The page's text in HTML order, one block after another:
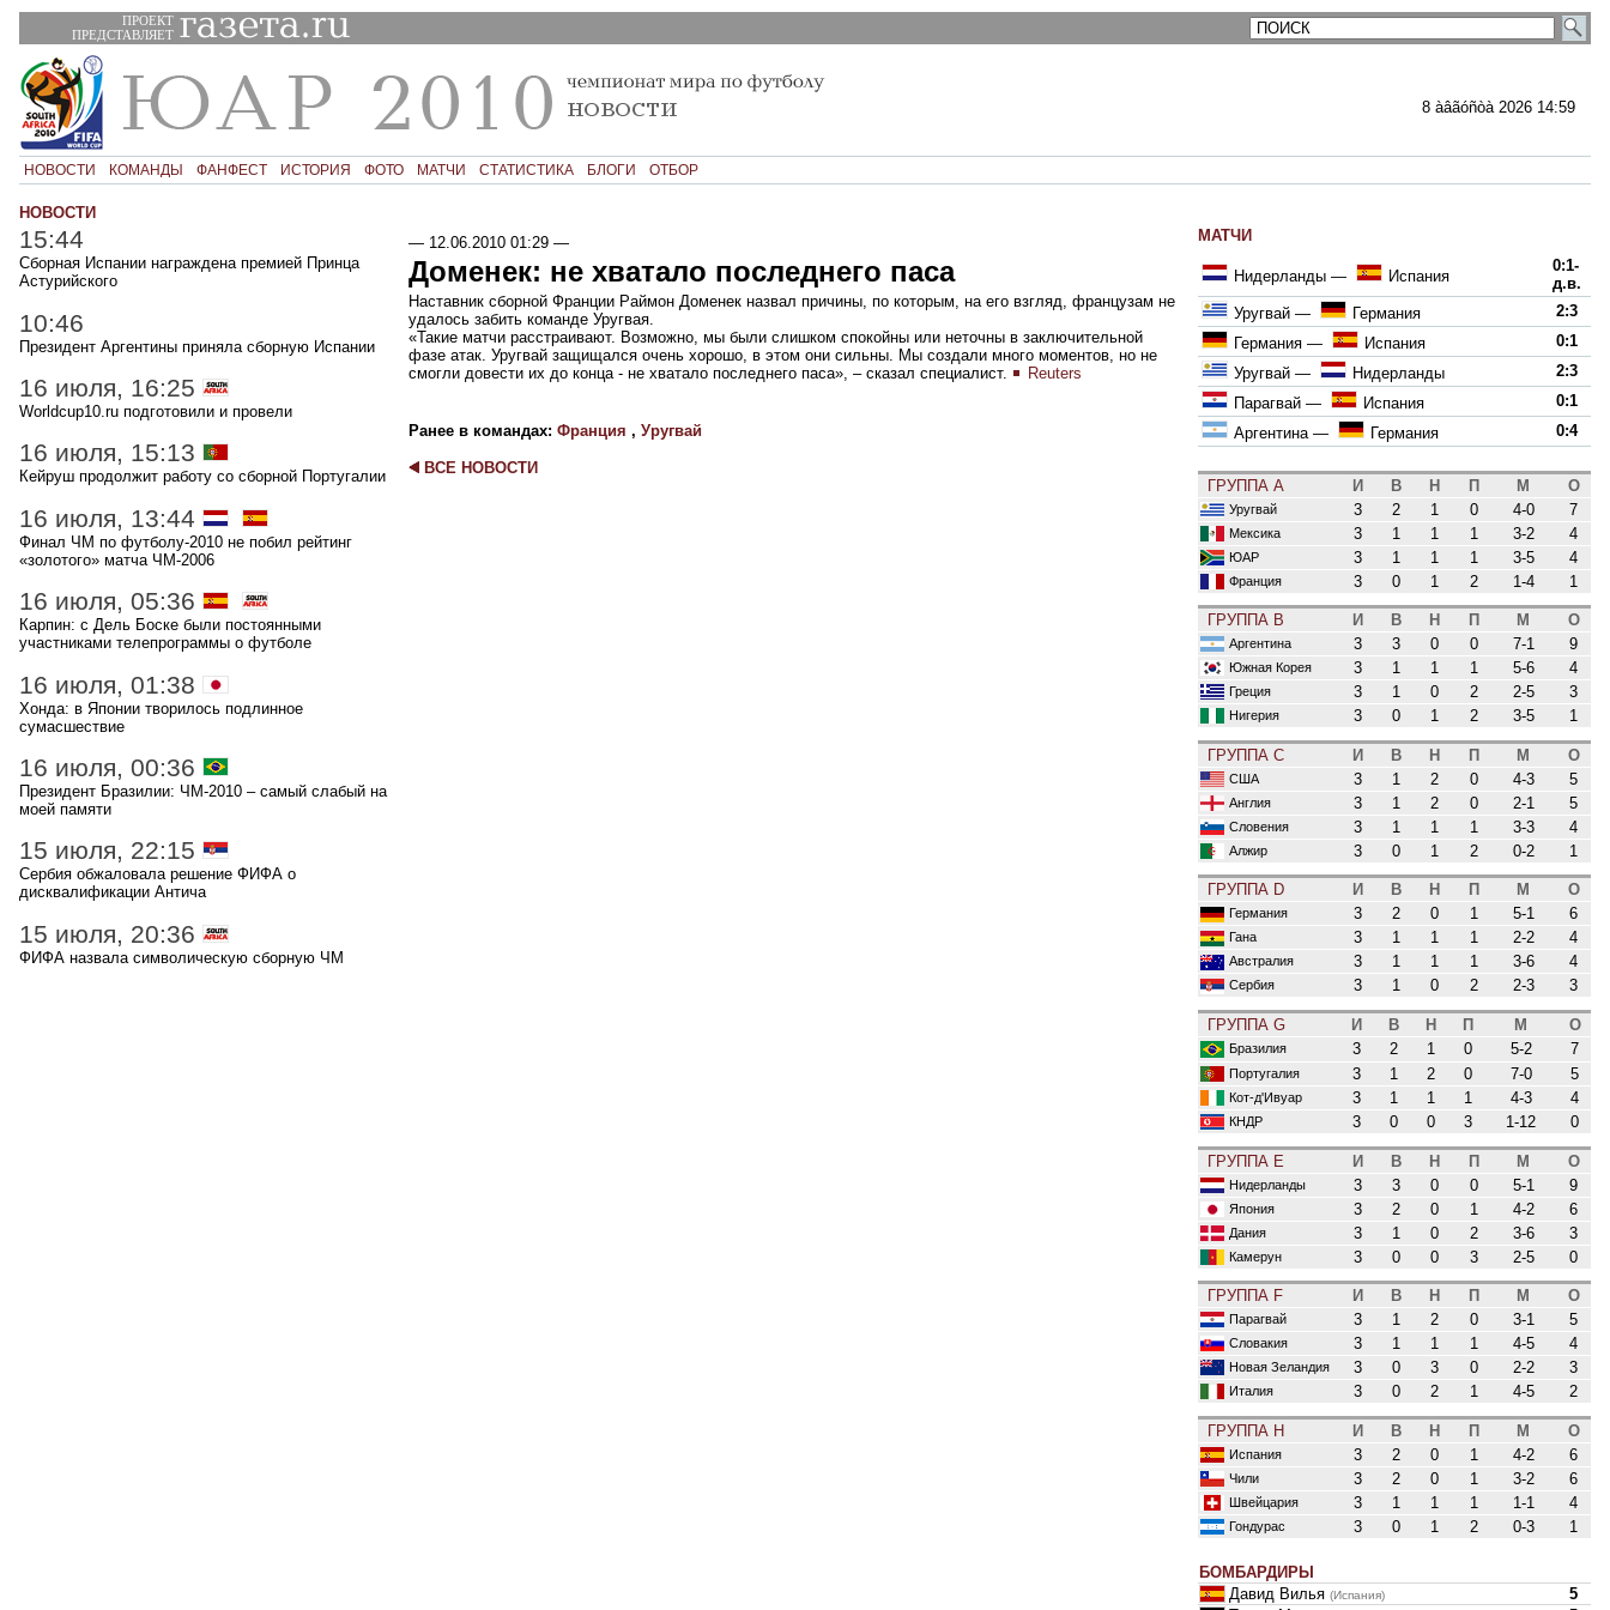
ПРОЕКТ
ПРЕДСТАВЛЯЕТ
8 àâãóñòà 2026 14:59
НОВОСТИ КОМАНДЫ ФАНФЕСТ ИСТОРИЯ ФОТО МАТЧИ СТАТИСТИКА БЛОГИ ОТБОР
— 12.06.2010 01:29—
Доменек: не хватало последнего паса
Наставник сборной Франции Раймон Доменек назвал причины, по которым, на его взгляд, французам не
удалось забить команде Уругвая.
«Такие матчи расстраивают. Возможно, мы были слишком спокойны или неточны в заключительной
фазе атак. Уругвай защищался очень хорошо, в этом они сильны. Мы создали много моментов, но не
смогли довести их до конца - не хватало последнего паса», – сказал специалист.
Reuters
Ранее в командах: Франция , Уругвай
ВСЕ НОВОСТИ
НОВОСТИ
15:44
Сборная Испании награждена премией Принца
Астурийского
10:46
Президент Аргентины приняла сборную Испании
16 июля, 16:25
Worldcup10.ru подготовили и провели
16 июля, 15:13
Кейруш продолжит работу со сборной Португалии
16 июля, 13:44
Финал ЧМ по футболу-2010 не побил рейтинг
«золотого» матча ЧМ-2006
16 июля, 05:36
Карпин: с Дель Боске были постоянными
участниками телепрограммы о футболе
16 июля, 01:38
Хонда: в Японии творилось подлинное
сумасшествие
16 июля, 00:36
Президент Бразилии: ЧМ-2010 – самый слабый на
моей памяти
15 июля, 22:15
Сербия обжаловала решение ФИФА о
дисквалификации Антича
15 июля, 20:36
ФИФА назвала символическую сборную ЧМ
МАТЧИ
Нидерланды — Испания
0:1-
д.в.
Уругвай — Германия
2:3
Германия — Испания
0:1
Уругвай — Нидерланды
2:3
Парагвай — Испания
0:1
Аргентина— Германия 0:4
ГРУППА A И В Н П М О
Уругвай 3 2 1 0 4-0 7
Мексика 3 1 1 1 3-2 4
ЮАР 3 1 1 1 3-5 4
Франция 3 0 1 2 1-4 1
ГРУППА B И В Н П М О
Аргентина 3 3 0 0 7-1 9
Южная Корея 3 1 1 1 5-6 4
Греция 3 1 0 2 2-5 3
Нигерия 3 0 1 2 3-5 1
ГРУППА C И В Н П М О
США 3 1 2 0 4-3 5
Англия 3 1 2 0 2-1 5
Словения 3 1 1 1 3-3 4
Алжир 3 0 1 2 0-2 1
ГРУППА D И В Н П М О
Германия 3 2 0 1 5-1 6
Гана 3 1 1 1 2-2 4
Австралия 3 1 1 1 3-6 4
Сербия 3 1 0 2 2-3 3
ГРУППА G И В Н П М О
Бразилия 3 2 1 0 5-2 7
Португалия 3 1 2 0 7-0 5
Кот-д'Ивуар 3 1 1 1 4-3 4
КНДР 3 0 0 3 1-12 0
ГРУППА E И В Н П М О
Нидерланды 3 3 0 0 5-1 9
Япония 3 2 0 1 4-2 6
Дания 3 1 0 2 3-6 3
Камерун 3 0 0 3 2-5 0
ГРУППА F И В Н П М О
Парагвай 3 1 2 0 3-1 5
Словакия 3 1 1 1 4-5 4
Новая Зеландия 3 0 3 0 2-2 3
Италия 3 0 2 1 4-5 2
ГРУППА H И В Н П М О
Испания 3 2 0 1 4-2 6
Чили 3 2 0 1 3-2 6
Швейцария 3 1 1 1 1-1 4
Гондурас 3 0 1 2 0-3 1
БОМБАРДИРЫ
Давид Вилья (Испания)
5